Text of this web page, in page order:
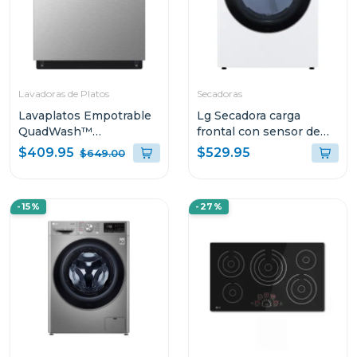
Lavadoras de Platos
Lavaplatos Empotrable
QuadWash™
LDFN3432T
$409.95 $649.00
Secadoras
Lg Secadora carga
frontal con sensor de
secado sensor dry y
conectivdad thinq de
$529.95
-15% -27%